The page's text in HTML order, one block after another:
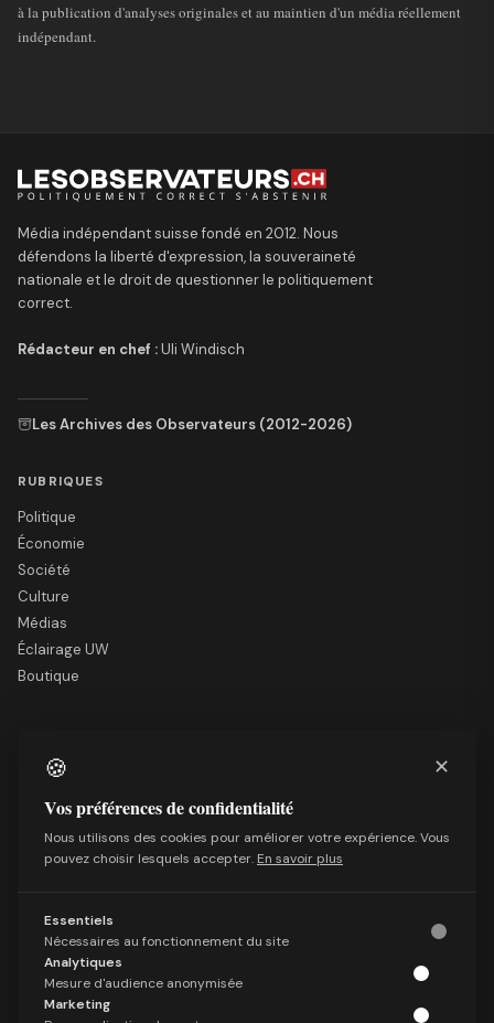
à la publication d'analyses originales et au maintien d'un média réellement
indépendant.
Média indépendant suisse fondé en 2012. Nous
défendons la liberté d'expression, la souveraineté
nationale et le droit de questionner le politiquement
correct.
Rédacteur en chef :Uli Windisch
Les Archives des Observateurs (2012-2026)
RUBRIQUES
Politique
Économie
Société
Culture
Médias
Éclairage UW
Boutique
Nous soutenir
Qui sommes-nous
SUIVRE
Facebook
X (Twitter)
Telegram
🍪 ✕
Vos préférences de confidentialité
Nous utilisons des cookies pour améliorer votre expérience. Vous
pouvez choisir lesquels accepter. En savoir plus
Essentiels
Nécessaires au fonctionnement du site
Analytiques
Mesure d'audience anonymisée
Marketing